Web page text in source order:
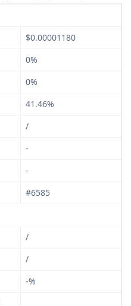
$0.00001180
0%
0%
41.46%
/
-
-
#6585
/
/
-%